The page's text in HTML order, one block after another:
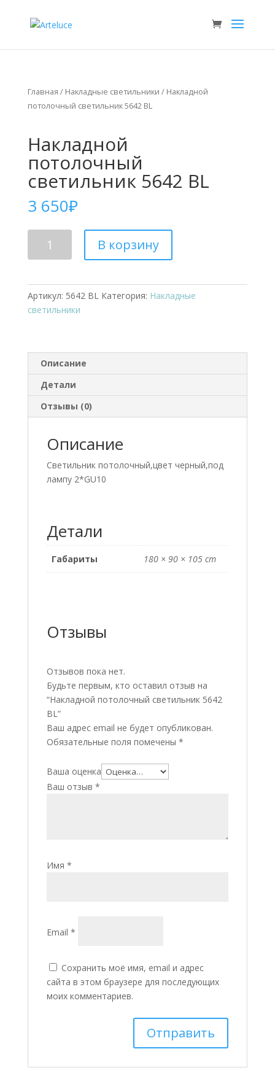
Главная / Накладные светильники / Накладной
потолочный светильник 5642 BL
Накладной
потолочный
светильник 5642 BL
3 650₽
Накладной
5642
BL
В корзину
Артикул: 5642 BL Категория: Накладные
светильники
Описание
Детали
Отзывы (0)
Описание
Светильник потолочный,цвет черный,под
лампу 2*GU10
Детали
Габариты 180 × 90 × 105 cm
Отзывы
Отзывов пока нет.
Будьте первым, кто оставил отзыв на
“Накладной потолочный светильник 5642
BL”
Ваш адрес email не будет опубликован.
Обязательные поля помечены *
Ваша оценка
Ваш отзыв *
Имя *
Email *
Сохранить моё имя, email и адрес
сайта в этом браузере для последующих
моих комментариев.